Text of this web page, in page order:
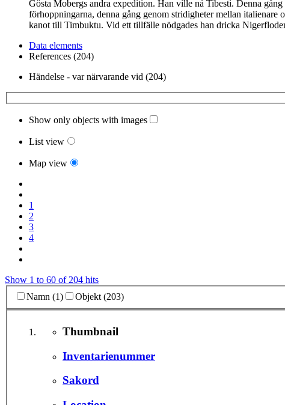
Gösta Mobergs andra expedition. Han ville nå Tibesti. Denna
förhoppningarna, denna gång genom stridigheter mellan
kanot till Timbuktu. Vid ett tillfälle nödgades han dricka
Data elements
References (204)
Händelse - var närvarande vid (204)
Show only objects with images
List view
Map view
1
2
3
4
Show 1 to 60 of 204 hits
Namn (1)
Objekt (203)
Thumbnail
Inventarienummer
Sakord